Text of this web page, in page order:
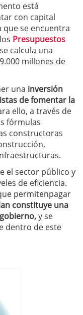
está
con capital
se encuentra
Presupuestos
calcula una
millones de
una inversión
de fomentar la
ello, a través de
fórmulas
constructoras
el sector público y
de eficiencia.
permitenpagar
constituye una
y se
dentro de este